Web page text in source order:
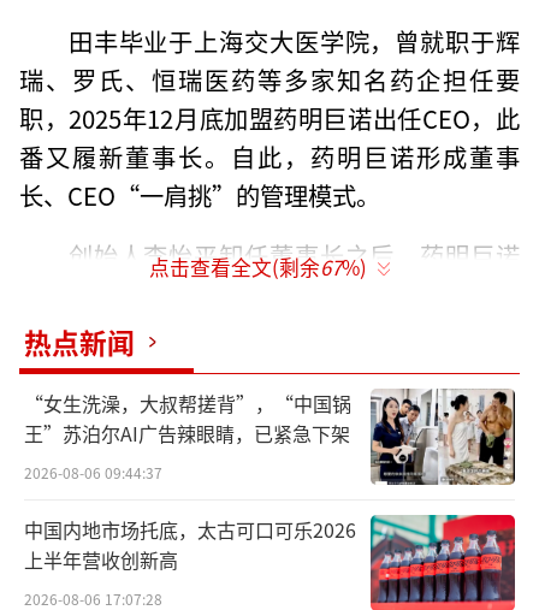
田丰毕业于上海交大医学院，曾就职于辉
瑞、罗氏、恒瑞医药等多家知名药企担任要
职，2025年12月底加盟药明巨诺出任CEO，此
番又履新董事长。自此，药明巨诺形成董事
长、CEO“一肩挑”的管理模式。
创始人李怡平卸任董事长之后，药明巨诺
敏、刘诚和田丰三位管理者。然而三人任职时
间加起来，都不过一年半时间，显示药明巨诺
面对“创始人-职业经理人”的变更有点水土不
服：
2024年，原信达生物的首席商务官刘敏加
盟药明巨诺，2025年3月出任公司董事长，结果
只干了九个月就在同年12月离职。
点击查看全文(剩余67%)
热点新闻
“女生洗澡，大叔帮搓背”，“中国锅
王”苏泊尔AI广告辣眼睛，已紧急下架
2026-08-06 09:44:37
中国内地市场托底，太古可口可乐2026
上半年营收创新高
2026-08-06 17:07:28